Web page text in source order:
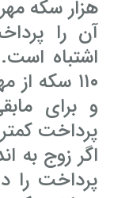
آن را
اشتباه
۱۱۰ سکه
و برای
پرداخت
اگر زوج به
پرداخت را